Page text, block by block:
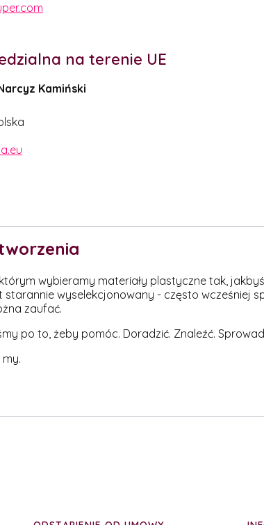
na terenie UE
Kamiński
wybieramy materiały plastyczne tak,
wyselekcjonowany - często wcześniej
zaufać.
po to, żeby pomóc. Doradzić. Znaleźć.